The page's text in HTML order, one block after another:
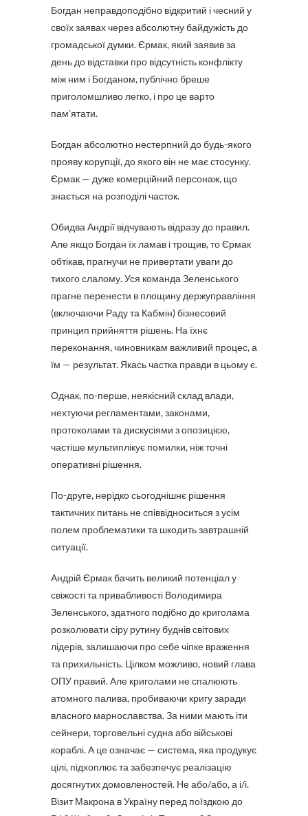
Богдан неправдоподібно відкритий і чесний у
своїх заявах через абсолютну байдужість до
громадської думки. Єрмак, який заявив за
день до відставки про відсутність конфлікту
між ним і Богданом, публічно бреше
приголомшливо легко, і про це варто
пам’ятати.
Богдан абсолютно нестерпний до будь-якого
прояву корупції, до якого він не має стосунку.
Єрмак — дуже комерційний персонаж, що
знається на розподілі часток.
Обидва Андрії відчувають відразу до правил.
Але якщо Богдан їх ламав і трощив, то Єрмак
обтікав, прагнучи не привертати уваги до
тихого слалому. Уся команда Зеленського
прагне перенести в площину держуправління
(включаючи Раду та Кабмін) бізнесовий
принцип прийняття рішень. На їхнє
переконання, чиновникам важливий процес, а
їм — результат. Якась частка правди в цьому є.
Однак, по-перше, неякісний склад влади,
нехтуючи регламентами, законами,
протоколами та дискусіями з опозицією,
частіше мультиплікує помилки, ніж точні
оперативні рішення.
По-друге, нерідко сьогоднішнє рішення
тактичних питань не співвідноситься з усім
полем проблематики та шкодить завтрашній
ситуації.
Андрій Єрмак бачить великий потенціал у
свіжості та привабливості Володимира
Зеленського, здатного подібно до криголама
розколювати сіру рутину буднів світових
лідерів, залишаючи про себе чіпке враження
та прихильність. Цілком можливо, новий глава
ОПУ правий. Але криголами не спалюють
атомного палива, пробиваючи кригу заради
власного марнославства. За ними мають іти
сейнери, торговельні судна або військові
кораблі. А це означає — система, яка продукує
цілі, підхоплює та забезпечує реалізацію
досягнутих домовленостей. Не або/або, а і/і.
Візит Макрона в Україну перед поїздкою до